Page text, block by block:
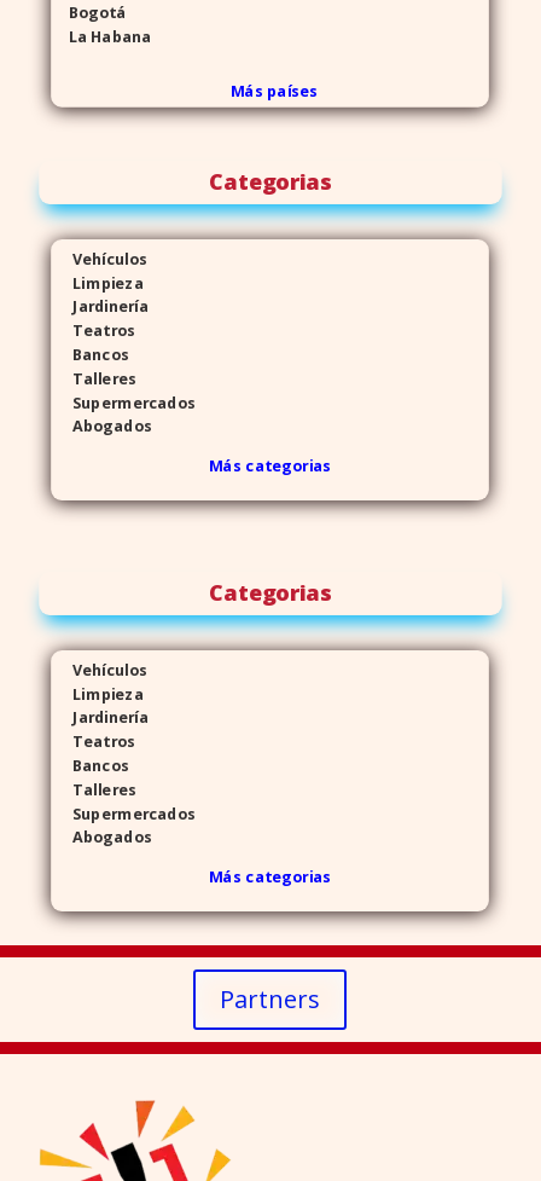
Bogotá
La Habana
Más países
Categorias
Vehículos
Limpieza
Jardinería
Teatros
Bancos
Talleres
Supermercados
Abogados
Más categorias
Categorias
Vehículos
Limpieza
Jardinería
Teatros
Bancos
Talleres
Supermercados
Abogados
Más categorias
Partners